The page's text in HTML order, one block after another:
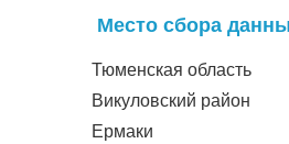
Место сбора
Тюменская область
Викуловский район
Ермаки